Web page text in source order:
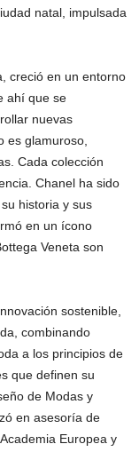
natal, impulsada
creció en un entorno
ahí que se
nuevas
es glamuroso,
Cada colección
Chanel ha sido
historia y sus
en un ícono
Veneta son
sostenible,
combinando
a los principios de
que definen su
de Modas y
en asesoría de
Europea y